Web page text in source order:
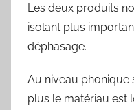
Les deux produits
isolant plus
déphasage.
Au niveau phonique
plus le matériau est